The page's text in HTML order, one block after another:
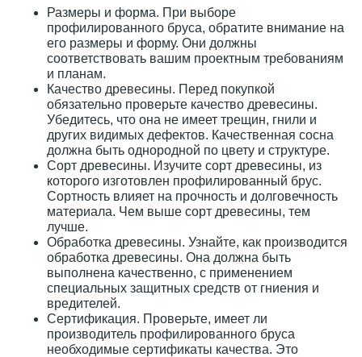
Размеры и форма. При выборе
профилированного бруса, обратите внимание на
его размеры и форму. Они должны
соответствовать вашим проектным требованиям
и планам.
Качество древесины. Перед покупкой
обязательно проверьте качество древесины.
Убедитесь, что она не имеет трещин, гнили и
других видимых дефектов. Качественная сосна
должна быть однородной по цвету и структуре.
Сорт древесины. Изучите сорт древесины, из
которого изготовлен профилированный брус.
Сортность влияет на прочность и долговечность
материала. Чем выше сорт древесины, тем
лучше.
Обработка древесины. Узнайте, как производится
обработка древесины. Она должна быть
выполнена качественно, с применением
специальных защитных средств от гниения и
вредителей.
Сертификация. Проверьте, имеет ли
производитель профилированного бруса
необходимые сертификаты качества. Это